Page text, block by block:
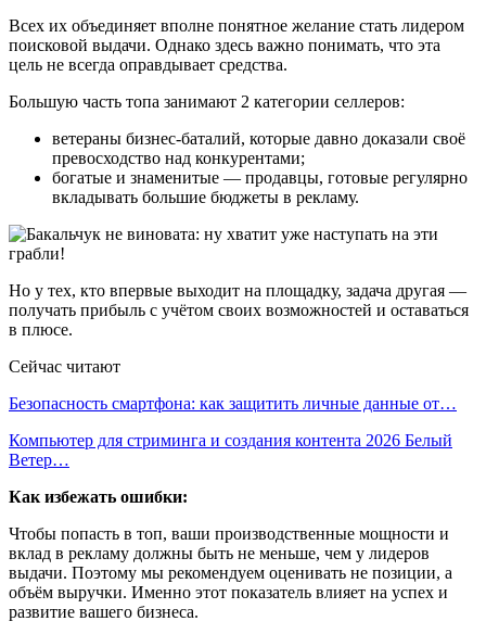
Всех их объединяет вполне понятное желание стать лидером
поисковой выдачи. Однако здесь важно понимать, что эта
цель не всегда оправдывает средства.
Большую часть топа занимают 2 категории селлеров:
ветераны бизнес-баталий, которые давно доказали своё
превосходство над конкурентами;
богатые и знаменитые — продавцы, готовые регулярно
вкладывать большие бюджеты в рекламу.
Но у тех, кто впервые выходит на площадку, задача другая —
получать прибыль с учётом своих возможностей и оставаться
в плюсе.
Сейчас читают
Безопасность смартфона: как защитить личные данные от…
Компьютер для стриминга и создания контента 2026 Белый
Ветер…
Как избежать ошибки:
Чтобы попасть в топ, ваши производственные мощности и
вклад в рекламу должны быть не меньше, чем у лидеров
выдачи. Поэтому мы рекомендуем оценивать не позиции, а
объём выручки. Именно этот показатель влияет на успех и
развитие вашего бизнеса.